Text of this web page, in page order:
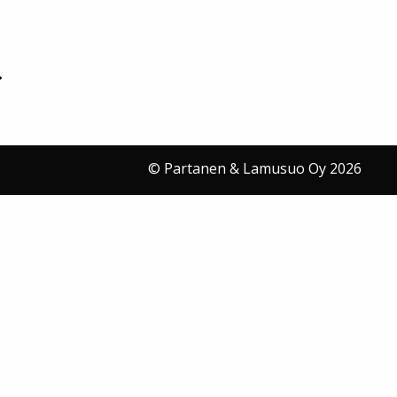
© Partanen & Lamusuo Oy 2026